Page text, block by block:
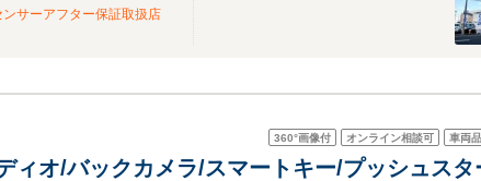
ンサーアフター保証取扱店
360°画像付 オンライン相談可 車両
ィオ/バックカメラ/スマートキー/プッシュスタ